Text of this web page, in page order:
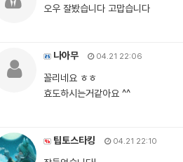
오우 잘봤습니다 고맙습니다
나아무 04.21 22:06
꼴리네요 ㅎㅎ
효도하시는거같아요 ^^
팁토스타킹 04.21 22:10